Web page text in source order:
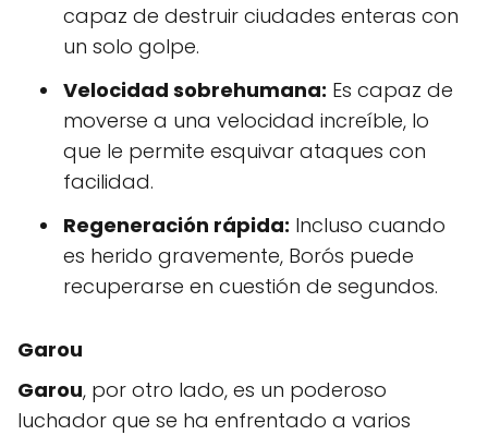
capaz de destruir ciudades enteras con
un solo golpe.
Velocidad sobrehumana: Es capaz de
moverse a una velocidad increíble, lo
que le permite esquivar ataques con
facilidad.
Regeneración rápida: Incluso cuando
es herido gravemente, Borós puede
recuperarse en cuestión de segundos.
Garou
Garou, por otro lado, es un poderoso
luchador que se ha enfrentado a varios